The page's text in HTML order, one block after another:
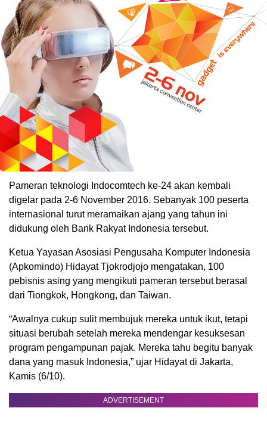
Pameran teknologi Indocomtech ke-24 akan kembali
digelar pada 2-6 November 2016. Sebanyak 100 peserta
internasional turut meramaikan ajang yang tahun ini
didukung oleh Bank Rakyat Indonesia tersebut.
Ketua Yayasan Asosiasi Pengusaha Komputer Indonesia
(Apkomindo) Hidayat Tjokrodjojo mengatakan, 100
pebisnis asing yang mengikuti pameran tersebut berasal
dari Tiongkok, Hongkong, dan Taiwan.
“Awalnya cukup sulit membujuk mereka untuk ikut, tetapi
situasi berubah setelah mereka mendengar kesuksesan
program pengampunan pajak. Mereka tahu begitu banyak
dana yang masuk Indonesia,” ujar Hidayat di Jakarta,
Kamis (6/10).
ADVERTISEMENT